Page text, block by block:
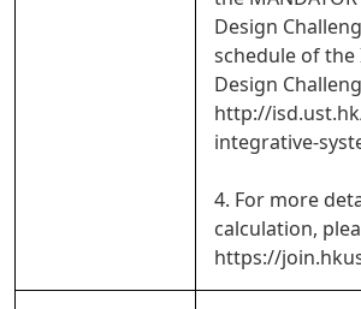
Design
schedule of
Design
http://
integrative-
4. For more
calculation,
https://